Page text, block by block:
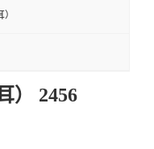
） 2456